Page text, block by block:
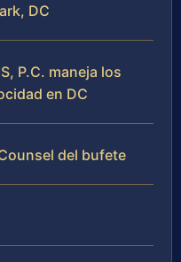
DC
P.C. maneja los
en DC
del bufete